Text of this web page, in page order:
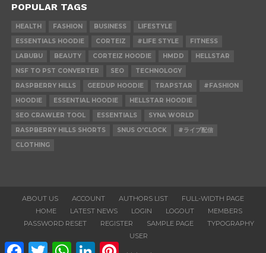
POPULAR TAGS
HEALTH FASHION BUSINESS
LIFESTYLE
ESSENTIALS HOODIE
CORTEIZ #LIFE STYLE
FITNESS
LABUBU
BEAUTY CORTEIZ HOODIE HMDD
HELLSTAR
NSF TO PST CONVERTER
SEO
TECHNOLOGY
RASPBERRY HILLS
GEEDUP HOODIE TRAPSTAR
#FASHION
HOODIE
ESSENTIAL HOODIE
HELLSTAR HOODIE
SEO CRAWLER TOOL
ESSENTIALS
SYNA WORLD
RASPBERRY HILLS SHORTS
SNUS O'CLOCK
#ライブ配信
CLOTHING
ABOUT US ACCOUNT AUTHORS LIST
FULL-WIDTH PAGE
HOME
LATEST NEWS LOGIN LOGOUT
MEMBERS
PASSWORD RESET
REGISTER SAMPLE PAGE
TYPOGRAPHY
USER
FacebookTwitterWhatsApp
LinkedIn